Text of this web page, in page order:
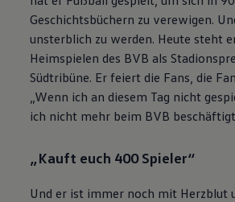
Geschichtsbüchern zu verewigen.
unsterblich zu werden. Heute steht
Heimspielen des BVB als
Südtribüne. Er feiert die Fans, die
„Wenn ich an diesem Tag nicht
ich nicht mehr beim BVB
„Kauft euch 400 Spieler“
Und er ist immer noch mit Herzblut